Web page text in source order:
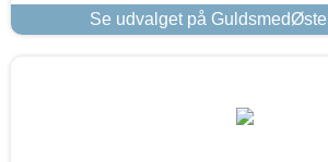
Se udvalget på